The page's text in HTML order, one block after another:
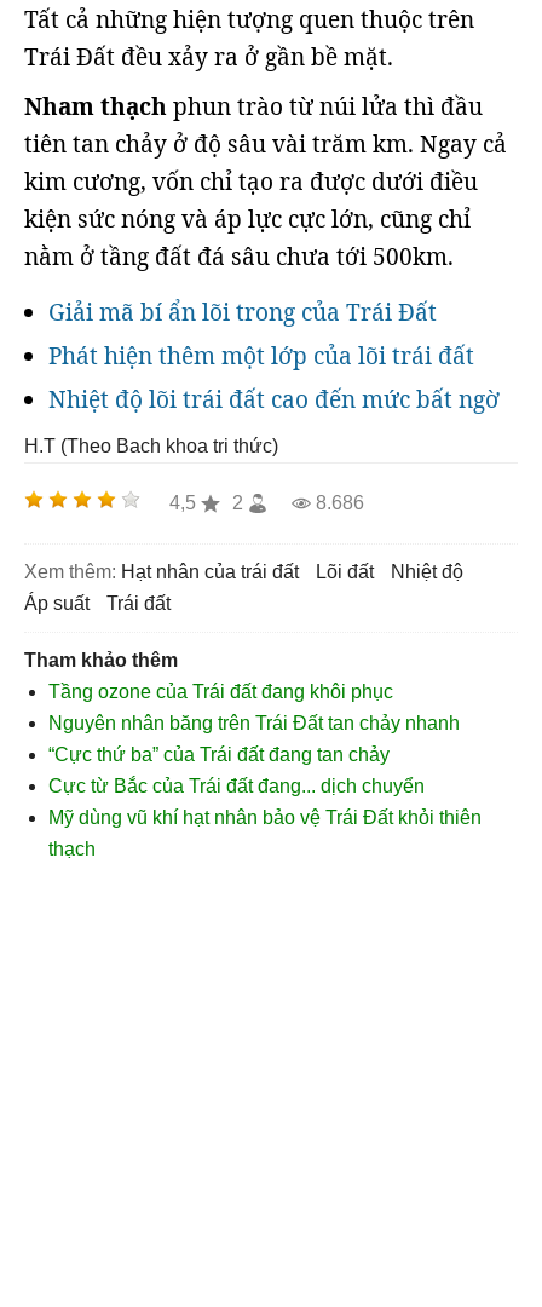
Tất cả những hiện tượng quen thuộc trên
Trái Đất đều xảy ra ở gần bề mặt.
Nham thạchphun trào từ núi lửa thì đầu
tiên tan chảy ở độ sâu vài trăm km. Ngay cả
kim cương, vốn chỉ tạo ra được dưới điều
kiện sức nóng và áp lực cực lớn, cũng chỉ
nằm ở tầng đất đá sâu chưa tới 500km.
Giải mã bí ẩn lõi trong của Trái Đất
Phát hiện thêm một lớp của lõi trái đất
Nhiệt độ lõi trái đất cao đến mức bất ngờ
H.T (Theo Bach khoa tri thức)
4,5 2 8.686
Xem thêm: hạt nhân của trái đất lõi đất
nhiệt độ
áp suất
trái đất
Tham khảo thêm
Tầng ozone của Trái đất đang khôi phục
Nguyên nhân băng trên Trái Đất tan chảy nhanh
“Cực thứ ba” của Trái đất đang tan chảy
Cực từ Bắc của Trái đất đang... dịch chuyển
Mỹ dùng vũ khí hạt nhân bảo vệ Trái Đất khỏi thiên
thạch